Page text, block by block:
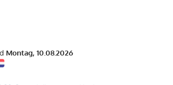
Montag, 10.08.2026